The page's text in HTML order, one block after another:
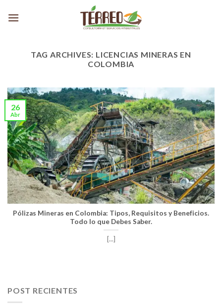
TAG ARCHIVES: LICENCIAS MINERAS EN
COLOMBIA
Pólizas Mineras en Colombia: Tipos, Requisitos y Beneficios.
Todo lo que Debes Saber.
[...]
26
Abr
POST RECIENTES